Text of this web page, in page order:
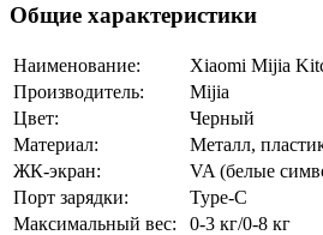
Общие характеристики
Наименование:
Xiaomi Mijia
Производитель:
Mijia
Цвет:
Черный
Материал:
Металл,
ЖК-экран:
VA (белые
Порт зарядки:
Type-C
Максимальный вес:
0-3 кг/0-8 кг